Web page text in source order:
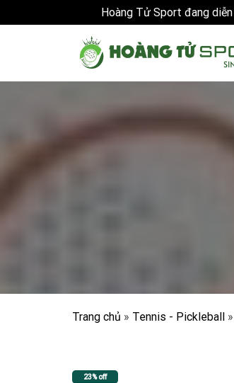
Hoàng Tử Sport đang
Trang chủ » Tennis - Pickleball »
23% off